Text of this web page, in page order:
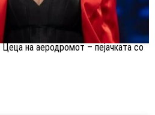
на аеродромот – пејачката со